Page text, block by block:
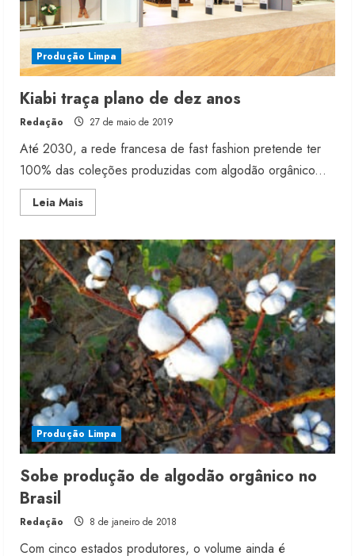
Produção Limpa
Kiabi traça plano de dez anos
Redação 27 de maio de 2019
Até 2030, a rede francesa de fast fashion pretende ter
100% das coleções produzidas com algodão orgânico...
Leia MaisRead
more
traça
plano
de
dez
anos
Produção Limpa
Sobe produção de algodão orgânico no
Brasil
Redação 8 de janeiro de 2018
Com cinco estados produtores, o volume ainda é